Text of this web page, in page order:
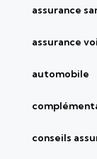
assurance
assurance
automobile
conseils